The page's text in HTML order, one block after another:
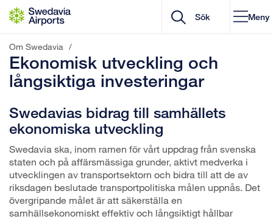
Gå till innehåll
Meny
Om Swedavia /
Ekonomisk utveckling och
långsiktiga investeringar
Swedavias bidrag till samhällets
ekonomiska utveckling
Swedavia ska, inom ramen för vårt uppdrag från svenska
staten och på affärsmässiga grunder, aktivt medverka i
utvecklingen av transportsektorn och bidra till att de av
riksdagen beslutade transportpolitiska målen uppnås. Det
övergripande målet är att säkerställa en
samhällsekonomiskt effektiv och långsiktigt hållbar